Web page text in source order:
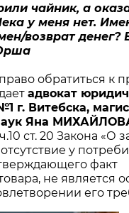
чайник, а
у меня нет.
возврат денег?
обратиться к
адвокат
г. Витебска,
Яна
ст. 20 Закона «О
у
факт
не является
его